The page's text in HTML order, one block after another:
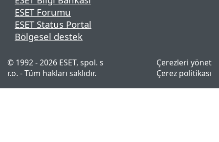
ESET Forumu
ESET Status Portal
Bölgesel destek
© 1992 - 2026 ESET, spol. s
r.o. - Tüm hakları saklıdır.
Çerezleri yönet
Çerez politikası